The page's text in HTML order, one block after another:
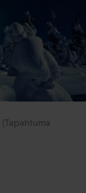
(Tapahtuma